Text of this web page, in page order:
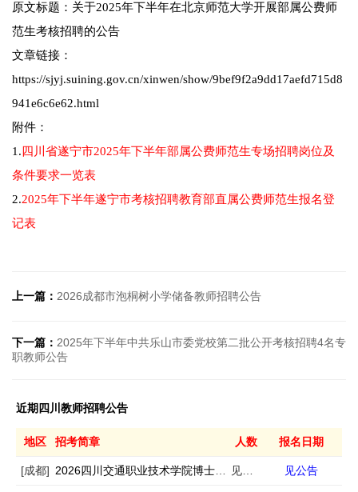
原文标题：关于2025年下半年在北京师范大学开展部属公费师
范生考核招聘的公告
文章链接：
https://sjyj.suining.gov.cn/xinwen/show/9bef9f2a9dd17aefd715d8
941e6c6e62.html
附件：
1. 四川省遂宁市2025年下半年部属公费师范生专场招聘岗位及
条件要求一览表
2.2025年下半年遂宁市考核招聘教育部直属公费师范生报名登
记表
上一篇： 2026成都市泡桐树小学储备教师招聘公告
下一篇： 2025年下半年中共乐山市委党校第二批公开考核招聘4名专
职教师公告
近期四川教师招聘公告
地区 招考简章 人数 报名日期
[成都] 2026四川交通职业技术学院博士人才引进32人 见公告 见公告